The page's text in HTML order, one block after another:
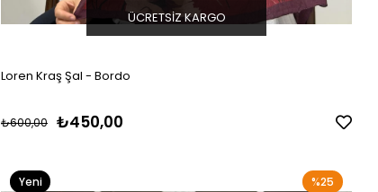
Loren Kraş Şal - Bordo
₺450,00
₺600,00
ÜCRETSIZ KARGO
%25
Yeni